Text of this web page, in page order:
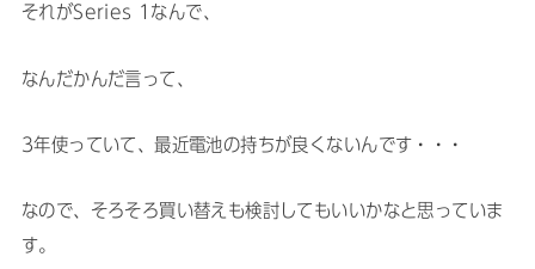
それがSeries 1なんで、
なんだかんだ言って、
3年使っていて、最近電池の持ちが良くないんです・・・
なので、そろそろ買い替えも検討してもいいかなと思っていま
す。